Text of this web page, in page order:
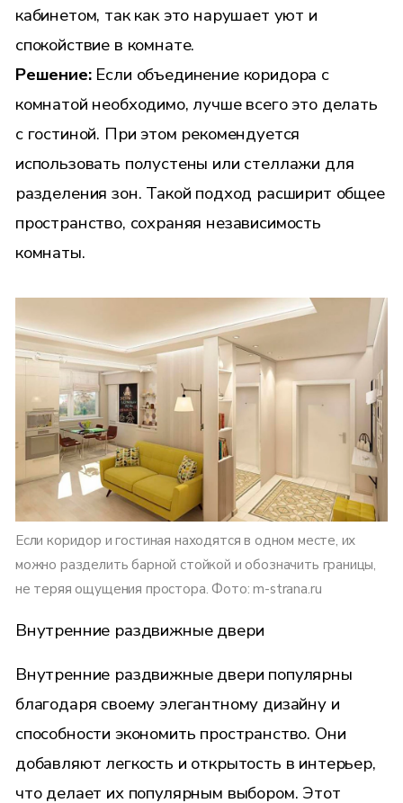
кабинетом, так как это нарушает уют и
спокойствие в комнате.
Решение: Если объединение коридора с
комнатой необходимо, лучше всего это делать
с гостиной. При этом рекомендуется
использовать полустены или стеллажи для
разделения зон. Такой подход расширит общее
пространство, сохраняя независимость
комнаты.
Если коридор и гостиная находятся в одном месте, их
можно разделить барной стойкой и обозначить границы,
не теряя ощущения простора. Фото: m-strana.ru
Внутренние раздвижные двери
Внутренние раздвижные двери популярны
благодаря своему элегантному дизайну и
способности экономить пространство. Они
добавляют легкость и открытость в интерьер,
что делает их популярным выбором. Этот